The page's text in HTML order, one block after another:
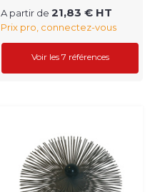
A partir de 21,83 € HT
Prix pro, connectez-vous
Voir les 7 références